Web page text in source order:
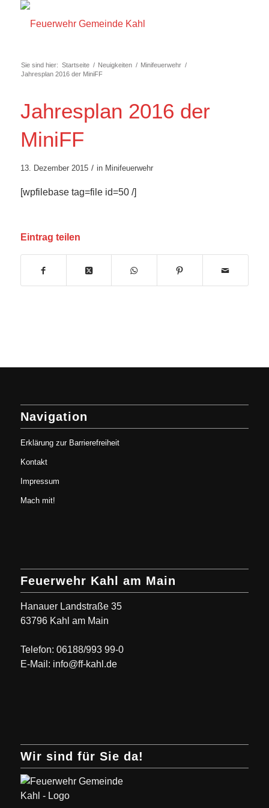
Sie sind hier: Startseite / Neuigkeiten / Minifeuerwehr /
Jahresplan 2016 der MiniFF
Jahresplan 2016 der
MiniFF
13. Dezember 2015 / in Minifeuerwehr
[wpfilebase tag=file id=50 /]
Eintrag teilen
Navigation
Erklärung zur Barrierefreiheit
Kontakt
Impressum
Mach mit!
Feuerwehr Kahl am Main
Hanauer Landstraße 35
63796 Kahl am Main
Telefon: 06188/993 99-0
E-Mail: info@ff-kahl.de
Wir sind für Sie da!